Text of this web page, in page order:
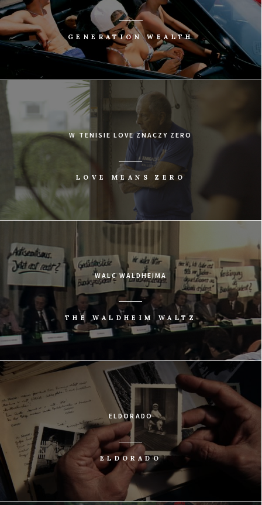
GENERATION WEALTH
W TENISIE LOVE ZNACZY ZERO
LOVE MEANS ZERO
WALC WALDHEIMA
THE WALDHEIM WALTZ
ELDORADO
ELDORADO